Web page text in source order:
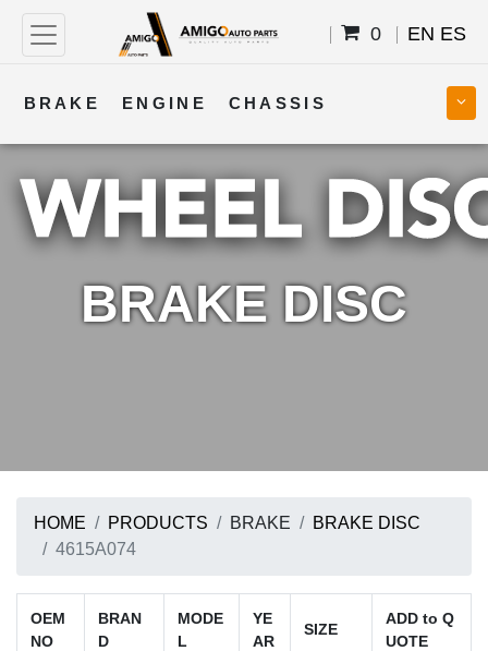
0 EN ES
BRAKE ENGINE CHASSIS
COOLING STEERING BODY
TRANSMISSION FUEL ELECTRICAL
BRAKE DISC
HOME PRODUCTS BRAKE
BRAKE DISC
4615A074
OEM
NO
BRAN
D
MODE
L
YE
AR
SIZE
ADD to Q
UOTE